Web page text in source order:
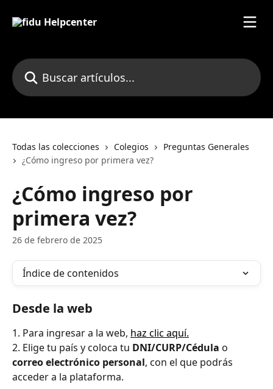
Buscar artículos...
Todas las colecciones Colegios
Preguntas Generales
¿Cómo ingreso por primera vez?
¿Cómo ingreso por
primera vez?
26 de febrero de 2025
Índice de contenidos
Desde la web
1. Para ingresar a la web, haz clic aquí.
2. Elige tu país y coloca tu DNI/CURP/Cédula o
correo electrónico personal, con el que podrás
acceder a la plataforma.